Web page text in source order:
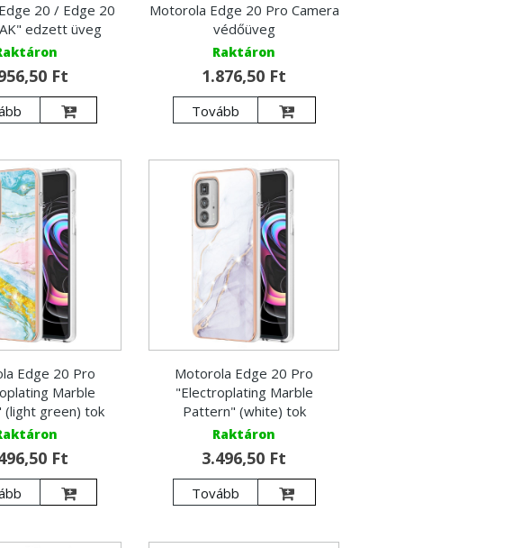
20 / Edge 20
edzett üveg
Ft
Motorola Edge 20 Pro Camera
védőüveg
Raktáron
1.876,50 Ft
Tovább
Edge 20 Pro
Marble
(light green) tok
Ft
Motorola Edge 20 Pro
"Electroplating Marble
Pattern" (white) tok
Raktáron
3.496,50 Ft
Tovább